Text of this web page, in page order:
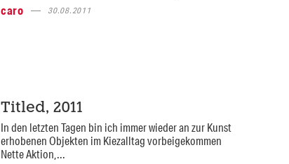
caro
30.08.2011
Titled, 2011
In den letzten Tagen bin ich immer wieder an zur Kunst
erhobenen Objekten im Kiezalltag vorbeigekommen
Nette Aktion,...